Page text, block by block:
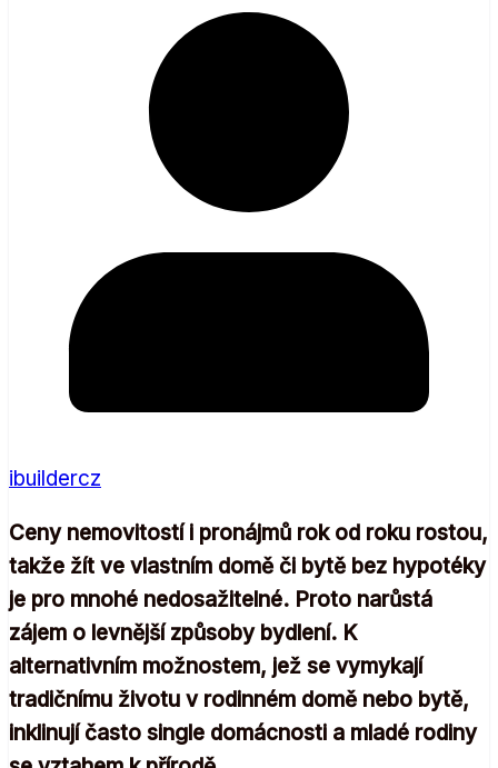
ibuildercz
Ceny nemovitostí i pronájmů rok od roku rostou,
takže žít ve vlastním domě či bytě bez hypotéky
je pro mnohé nedosažitelné. Proto narůstá
zájem o levnější způsoby bydlení. K
alternativním možnostem, jež se vymykají
tradičnímu životu v rodinném domě nebo bytě,
inklinují často single domácnosti a mladé rodiny